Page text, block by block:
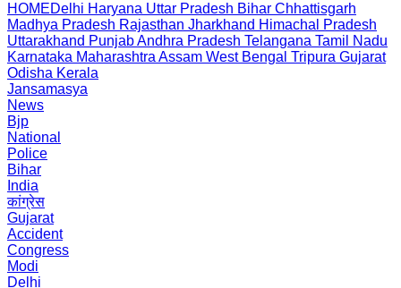
HOMEDelhi Haryana Uttar Pradesh Bihar Chhattisgarh
Madhya Pradesh Rajasthan Jharkhand Himachal Pradesh
Uttarakhand PunjabAndhra Pradesh Telangana Tamil Nadu
Karnataka Maharashtra Assam West Bengal Tripura Gujarat
Odisha Kerala
Jansamasya
News
Bjp
National
Police
Bihar
India
कांग्रेस
Gujarat
Accident
Congress
Modi
Delhi